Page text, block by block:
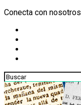
Conecta con nosotros